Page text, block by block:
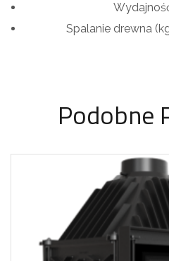
Spalanie drewna
Podobne